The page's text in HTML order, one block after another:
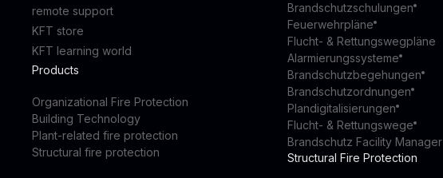
remote support
KFT store
KFT learning world
Products
Organizational Fire Protection
Building Technology
Plant-related fire protection
Structural fire protection
Brandschutzschulungen
Feuerwehrpläne
Flucht- & Rettungswegpläne
Alarmierungssysteme
Brandschutzbegehungen
Brandschutzordnungen
Plandigitalisierungen
Flucht- & Rettungswege
Brandschutz Facility Manager
Structural Fire Protection